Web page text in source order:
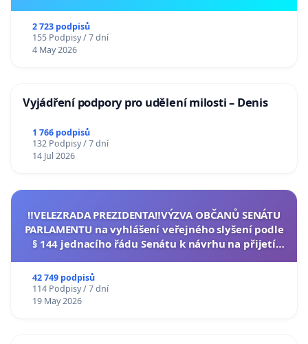
2 723 podpisů
155 Podpisy / 7 dní
4 May 2026
Vyjádření podpory pro udělení milosti – Denis
1 766 podpisů
132 Podpisy / 7 dní
14 Jul 2026
‼️VELEZRADA PREZIDENTA‼️VÝZVA OBČANŮ SENÁTU
PARLAMENTU na vyhlášení veřejného slyšení podle
§ 144 jednacího řádu Senátu k návrhu na přijetí
42 749 podpisů
114 Podpisy / 7 dní
19 May 2026